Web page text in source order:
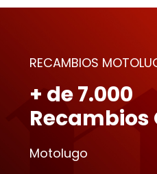
RECAMBIOS
+ de 7.000
Motolugo